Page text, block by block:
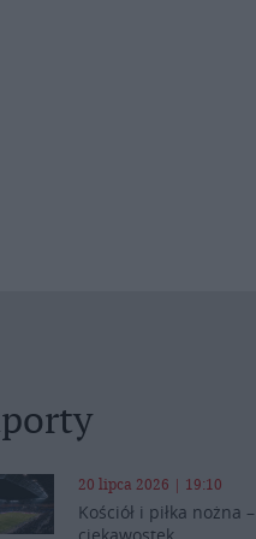
20 lipca 2026 | 19:10
Kościół i piłka nożna